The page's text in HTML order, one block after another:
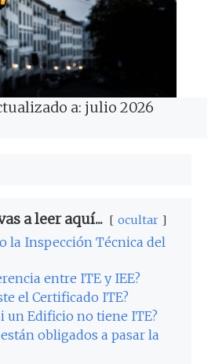
a: julio 2026
a leer aquí... ocultar
o la Inspección Técnica del
entre ITE y IEE?
el Certificado ITE?
un Edificio no tiene ITE?
obligados a pasar la